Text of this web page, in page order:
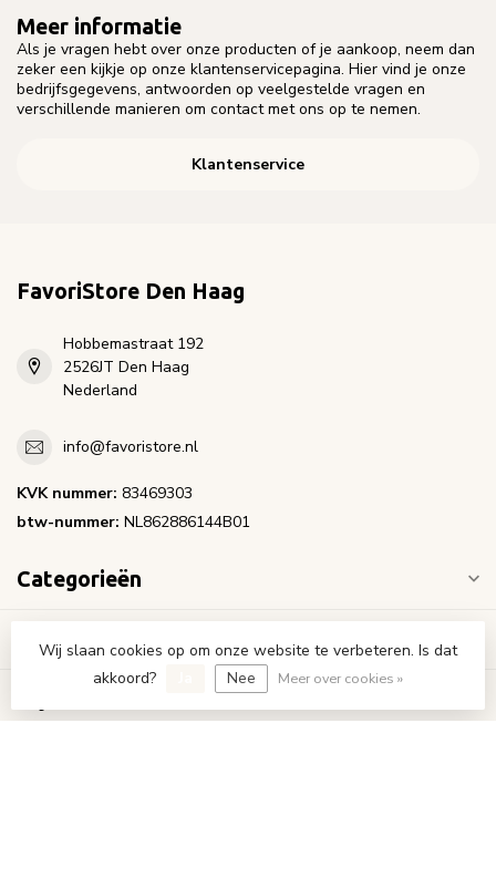
Meer informatie
Als je vragen hebt over onze producten of je aankoop, neem dan
zeker een kijkje op onze klantenservicepagina. Hier vind je onze
bedrijfsgegevens, antwoorden op veelgestelde vragen en
verschillende manieren om contact met ons op te nemen.
Klantenservice
FavoriStore Den Haag
Hobbemastraat 192
2526JT Den Haag
Nederland
info@favoristore.nl
KVK nummer: 83469303
btw-nummer: NL862886144B01
Categorieën
Informatie
Wij slaan cookies op om onze website te verbeteren. Is dat
akkoord?
Nee Meer over cookies »